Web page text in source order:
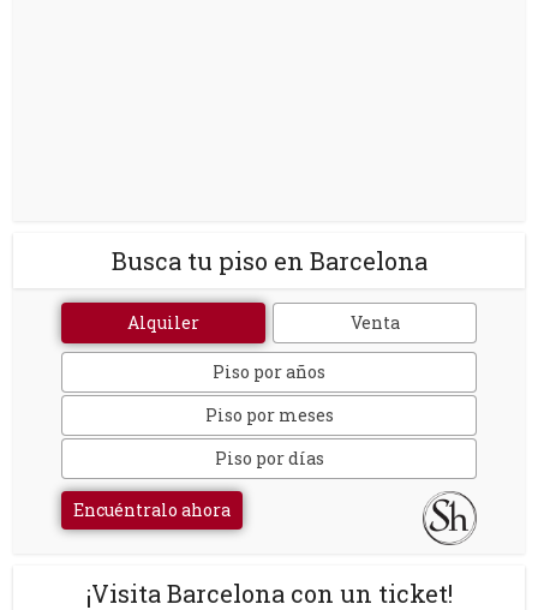
Busca tu piso en Barcelona
Alquiler Venta
Piso por años
Piso por meses
Piso por días
Encuéntralo ahora
¡Visita Barcelona con un ticket!